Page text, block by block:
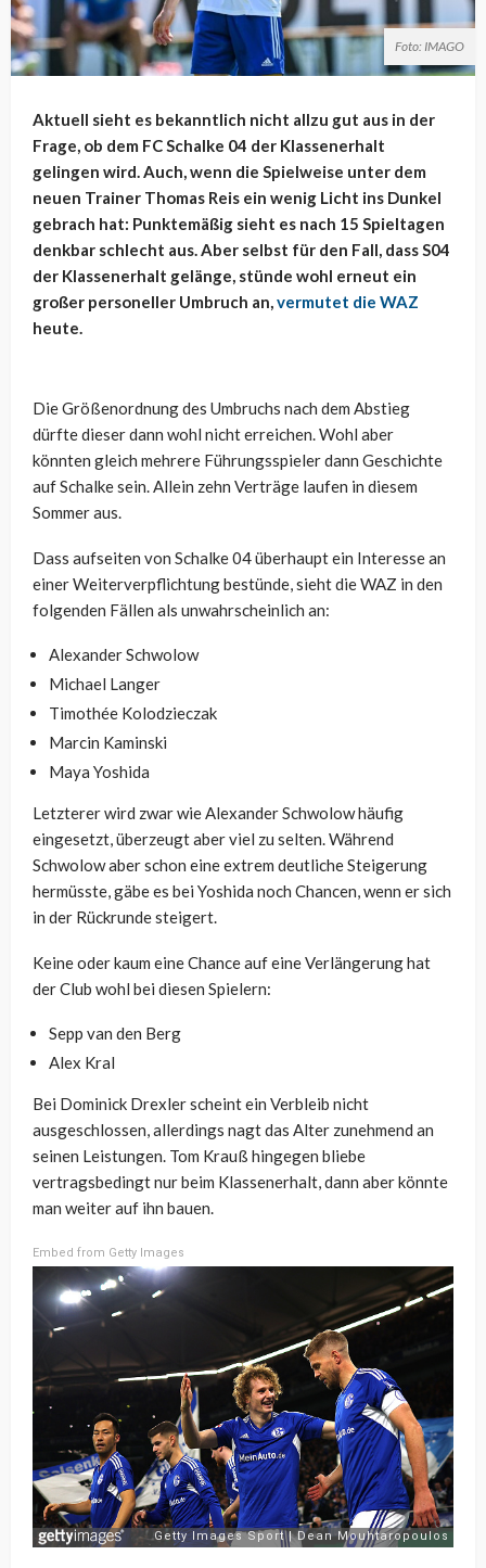
Foto: IMAGO
Aktuell sieht es bekanntlich nicht allzu gut aus in der
Frage, ob dem FC Schalke 04 der Klassenerhalt
gelingen wird. Auch, wenn die Spielweise unter dem
neuen Trainer Thomas Reis ein wenig Licht ins Dunkel
gebrach hat: Punktemäßig sieht es nach 15 Spieltagen
denkbar schlecht aus. Aber selbst für den Fall, dass S04
der Klassenerhalt gelänge, stünde wohl erneut ein
großer personeller Umbruch an,vermutet die WAZ
heute.
Die Größenordnung des Umbruchs nach dem Abstieg
dürfte dieser dann wohl nicht erreichen. Wohl aber
könnten gleich mehrere Führungsspieler dann Geschichte
auf Schalke sein. Allein zehn Verträge laufen in diesem
Sommer aus.
Dass aufseiten von Schalke 04 überhaupt ein Interesse an
einer Weiterverpflichtung bestünde, sieht die WAZ in den
folgenden Fällen als unwahrscheinlich an:
Alexander Schwolow
Michael Langer
Timothée Kolodzieczak
Marcin Kaminski
Maya Yoshida
Letzterer wird zwar wie Alexander Schwolow häufig
eingesetzt, überzeugt aber viel zu selten. Während
Schwolow aber schon eine extrem deutliche Steigerung
hermüsste, gäbe es bei Yoshida noch Chancen, wenn er sich
in der Rückrunde steigert.
Keine oder kaum eine Chance auf eine Verlängerung hat
der Club wohl bei diesen Spielern:
Sepp van den Berg
Alex Kral
Bei Dominick Drexler scheint ein Verbleib nicht
ausgeschlossen, allerdings nagt das Alter zunehmend an
seinen Leistungen. Tom Krauß hingegen bliebe
vertragsbedingt nur beim Klassenerhalt, dann aber könnte
man weiter auf ihn bauen.
Embed from Getty Images